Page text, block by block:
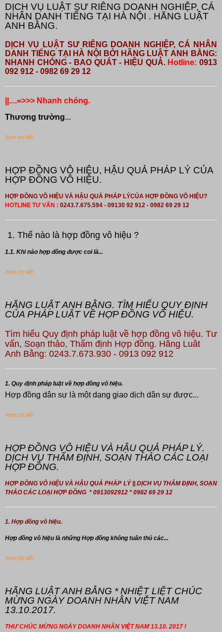
DỊCH VỤ LUẬT SƯ RIÊNG DOANH NGHIỆP, CÁ
NHÂN DANH TIẾNG TẠI HÀ NỘI . HÃNG LUẬT
ANH BẰNG.
DỊCH VỤ LUẬT SƯ RIÊNG DOANH NGHIỆP, CÁ NHÂN
DANH TIẾNG TẠI HÀ NỘI BỞI HÃNG LUẬT ANH BẰNG:
NHANH CHÓNG - BAO QUÁT - HIỆU QUẢ. Hotline: 0913
092 912 - 0982 69 29 12
||....=>>> Nhanh chóng.
Thương trường...
Xem chi tiết
HỢP ĐỒNG VÔ HIỆU, HẬU QUẢ PHÁP LÝ CỦA
HỢP ĐỒNG VÔ HIỆU.
HỢP ĐỒNG VÔ HIỆU VÀ HẬU QUẢ PHÁP LÝCỦA HỢP ĐỒNG VÔ HIỆU?
HOTLINE TƯ VẤN : 0243.7.675.594 - 09130 92 912 - 0982 69 29 12
1. Thế nào là hợp đồng vô hiệu ?
1.1. Khi nào hợp đồng được coi là...
Xem chi tiết
HÃNG LUẬT ANH BẰNG. TÌM HIỂU QUY ĐỊNH
CỦA PHÁP LUẬT VỀ HỢP ĐỒNG VÔ HIỆU.
Tìm hiểu Quy định pháp luật về hợp đồng vô hiệu. Tư
vấn, Soạn thảo, Thẩm định Hợp đồng. Hãng Luât
Anh Bằng: 0243.7.673.930 - 0913 092 912
1. Quy định pháp luật về hợp đồng vô hiệu.
Hợp đồng dân sự là một dạng giao dịch dân sự được...
Xem chi tiết
HỢP ĐỒNG VÔ HIỆU VÀ HẬU QUẢ PHÁP LÝ.
DỊCH VỤ THẨM ĐỊNH, SOẠN THẢO CÁC LOẠI
HỢP ĐỒNG.
HỢP ĐỒNG VÔ HIỆU VÀ HẬU QUẢ PHÁP LÝ || DỊCH VỤ THẨM ĐỊNH, SOẠN
THẢO CÁC LOẠI HỢP ĐỒNG * 0913092912 * 0982 69 29 12
1. Hợp đồng vô hiệu.
Hợp đồng vô hiệu là những Hợp đồng không tuân thủ các...
Xem chi tiết
HÃNG LUẬT ANH BẰNG * NHIỆT LIỆT CHÚC
MỪNG NGÀY DOANH NHÂN VIỆT NAM
13.10.2017.
THƯ CHÚC MỪNG NGÀY DOANH NHÂN VIỆT NAM 13.10. 2017 !